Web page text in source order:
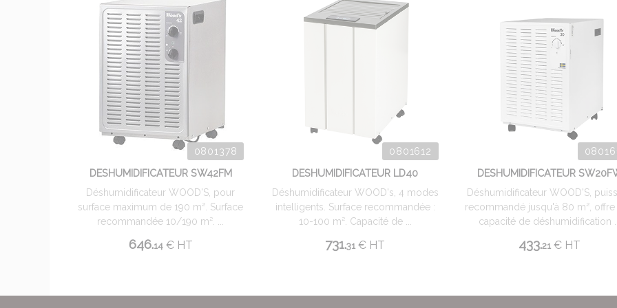
0801378
DESHUMIDIFICATEUR SW42FM
Déshumidificateur WOOD'S, pour
surface maximum de 190 m². Surface
recommandée 10/190 m². ...
646.14 €HT
0801612
DESHUMIDIFICATEUR LD40
Déshumidificateur WOOD's, 4 modes
intelligents. Surface recommandée :
10-100 m². Capacité de ...
731.31 € HT
DESHUMIDIFICATEUR
Déshumidificateur WOOD'S,
recommandé jusqu'à 80 m², offre
capacité de déshumidification ...
433.21 € HT